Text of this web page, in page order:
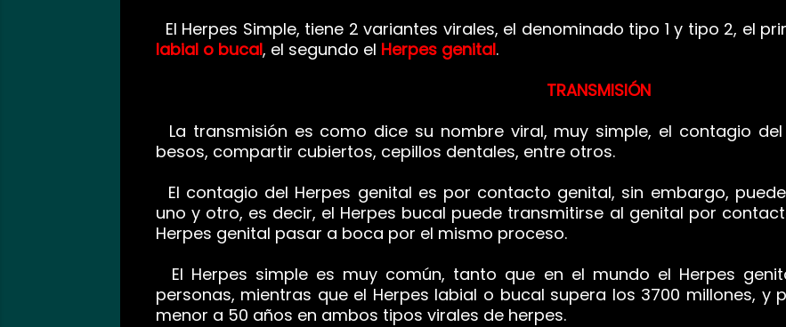
El Herpes Simple, tiene 2 variantes virales, el denominado tipo 1 y tipo 2, el
labial o bucal, el segundo el Herpes genital.
TRANSMISIÓN
La transmisión es como dice su nombre viral, muy simple, el contagio
besos, compartir cubiertos, cepillos dentales, entre otros.
El contagio del Herpes genital es por contacto genital, sin embargo,
uno y otro, es decir, el Herpes bucal puede transmitirse al genital por
Herpes genital pasar a boca por el mismo proceso.
El Herpes simple es muy común, tanto que en el mundo el Herpes
personas, mientras que el Herpes labial o bucal supera los 3700 millones, y
menor a 50 años en ambos tipos virales de herpes.